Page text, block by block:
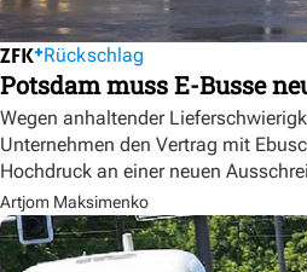
Rückschlag
Potsdam muss E-Busse
Wegen anhaltender
Unternehmen den Vertrag mit
Hochdruck an einer neuen
Artjom Maksimenko